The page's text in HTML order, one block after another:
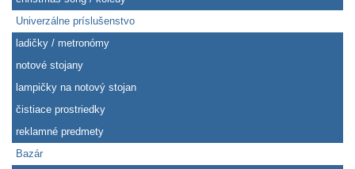
Univerzálne príslušenstvo
ladičky / metronómy
notové stojany
lampičky na notový stojan
čistiace prostriedky
reklamné predmety
Bazár